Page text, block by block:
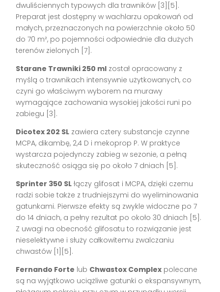
dwuliściennych typowych dla trawników [3][5].
Preparat jest dostępny w wachlarzu opakowań od
małych, przeznaczonych na powierzchnie około 50
do 70 m², po pojemności odpowiednie dla dużych
terenów zielonych [7].
Starane Trawniki 250 ml został opracowany z
myślą o trawnikach intensywnie użytkowanych, co
czyni go właściwym wyborem na murawy
wymagające zachowania wysokiej jakości runi po
zabiegu [3].
Dicotex 202 SL zawiera cztery substancje czynne
MCPA, dikambę, 2,4 D i mekoprop P. W praktyce
wystarcza pojedynczy zabieg w sezonie, a pełną
skuteczność osiąga się po około 7 dniach [5].
Sprinter 350 SL łączy glifosat i MCPA, dzięki czemu
radzi sobie także z trudniejszymi do wyeliminowania
gatunkami. Pierwsze efekty są zwykle widoczne po 7
do 14 dniach, a pełny rezultat po około 30 dniach [5].
Z uwagi na obecność glifosatu to rozwiązanie jest
nieselektywne i służy całkowitemu zwalczaniu
chwastów [1][5].
Fernando Forte lub Chwastox Complex polecane
są na wyjątkowo uciążliwe gatunki o ekspansywnym,